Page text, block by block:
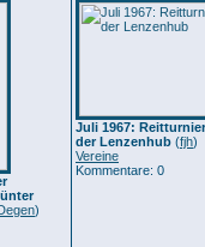
)
Juli 1967:
der Lenzenhub (fjh)
Vereine
Kommentare: 0